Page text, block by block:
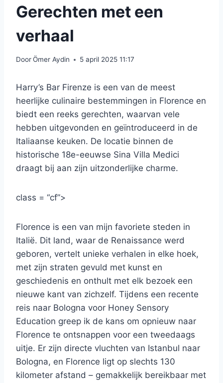
Gerechten met een
verhaal
DoorÖmer Aydin 5 april 2025 11:17
Harry’s Bar Firenze is een van de meest
heerlijke culinaire bestemmingen in Florence en
biedt een reeks gerechten, waarvan vele
hebben uitgevonden en geïntroduceerd in de
Italiaanse keuken. De locatie binnen de
historische 18e-eeuwse Sina Villa Medici
draagt ​​bij aan zijn uitzonderlijke charme.
class = “cf”>
Florence is een van mijn favoriete steden in
Italië. Dit land, waar de Renaissance werd
geboren, vertelt unieke verhalen in elke hoek,
met zijn straten gevuld met kunst en
geschiedenis en onthult met elk bezoek een
nieuwe kant van zichzelf. Tijdens een recente
reis naar Bologna voor Honey Sensory
Education greep ik de kans om opnieuw naar
Florence te ontsnappen voor een tweedaags
uitje. Er zijn directe vluchten van Istanbul naar
Bologna, en Florence ligt op slechts 130
kilometer afstand – gemakkelijk bereikbaar met